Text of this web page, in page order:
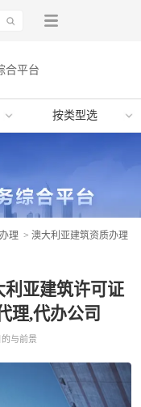
合平台
按类型选
理 > 澳大利亚建筑资质办理
亚建筑许可证
理,代办公司
与前景